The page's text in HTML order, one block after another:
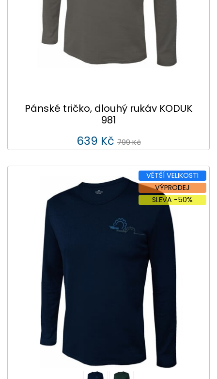
Pánské tričko, dlouhý rukáv KODUK
981
639 Kč 799 Kč
VĚTŠÍ VELIKOSTI
VÝPRODEJ
SLEVA -50%